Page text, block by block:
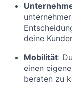
deine
Mobilität:
einen
beraten zu